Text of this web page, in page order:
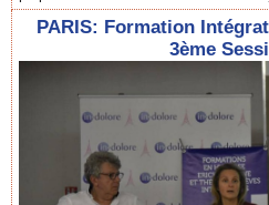
PARIS: Formation
3ème